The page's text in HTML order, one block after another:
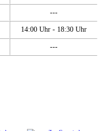
---
14:00 Uhr - 18:30 Uhr
---